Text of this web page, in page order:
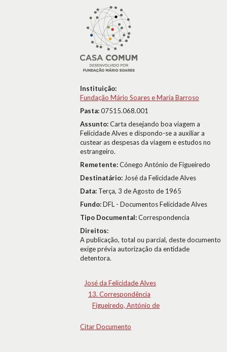
Instituição:
Fundação Mário Soares e Maria Barroso
Pasta:07515.068.001
Assunto:Carta desejando boa viagem a
Felicidade Alves e dispondo-se a auxiliar a
custear as despesas da viagem e estudos no
estrangeiro.
Remetente:Cónego António de Figueiredo
Destinatário: José da Felicidade Alves
Data: Terça, 3 de Agosto de 1965
Fundo:DFL - Documentos Felicidade Alves
Tipo Documental:Correspondencia
Direitos:
A publicação, total ou parcial, deste documento
exige prévia autorização da entidade
detentora.
José da Felicidade Alves
13. Correspondência
Figueiredo, António de
Citar Documento